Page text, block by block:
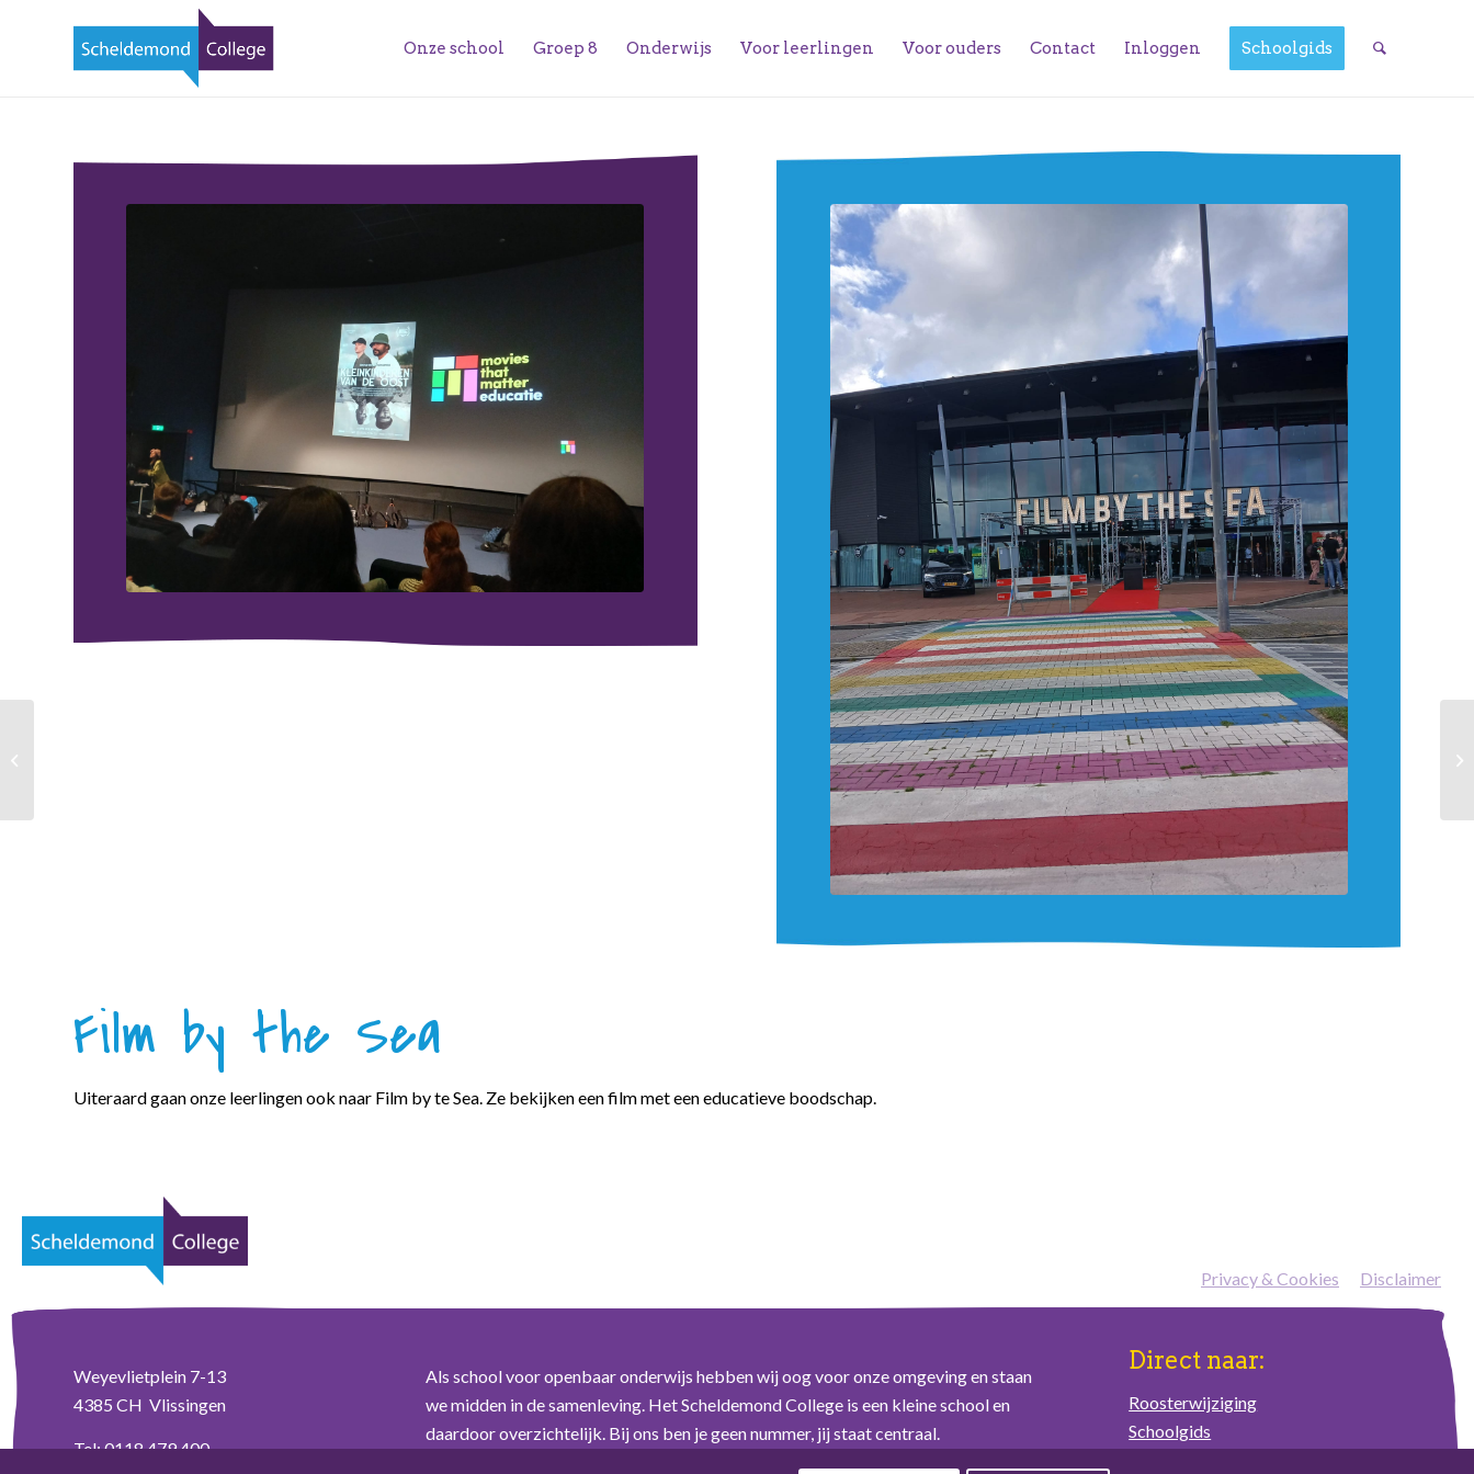
Onze school Groep 8 Onderwijs Voor leerlingen Voor ouders Contact Inloggen Schoolgids
Film by the Sea
Uiteraard gaan onze leerlingen ook naar Film by te Sea. Ze bekijken een film met een educatieve boodschap.
Privacy & Cookies Disclaimer
Weyevlietplein 7-13
4385 CH Vlissingen
Tel:0118 479 400
Als school voor openbaar onderwijs hebben wij oog voor onze omgeving en staan
we midden in de samenleving. Het Scheldemond College is een kleine school en
daardoor overzichtelijk. Bij ons ben je geen nummer, jij staat centraal.
Direct naar:
Roosterwijziging
Schoolgids